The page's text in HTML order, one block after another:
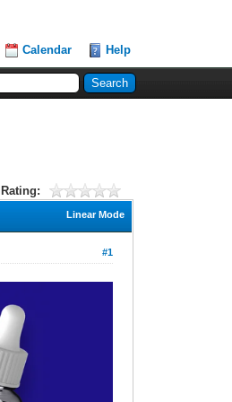
Calendar Help
Linear Mode
#1